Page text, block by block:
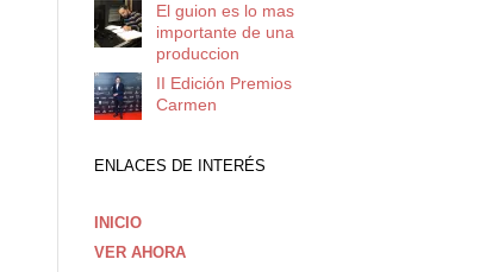
El guion es lo mas
importante de una
produccion
II Edición Premios
Carmen
ENLACES DE INTERÉS
INICIO
VER AHORA